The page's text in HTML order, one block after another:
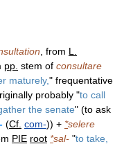
, from L.
pp. stem of consultare
maturely," frequentative
probably "to call
the senate" (to ask
(Cf. com-)) + *selere
PIE root *sal- "to take,